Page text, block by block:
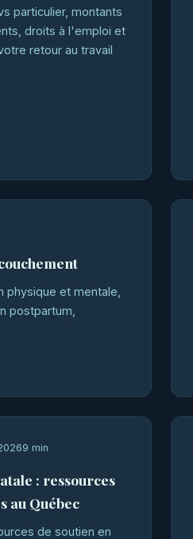
particulier, montants
droits à l'emploi et
retour au travail
physique et mentale,
postpartum,
9 min
: ressources
au Québec
de soutien en